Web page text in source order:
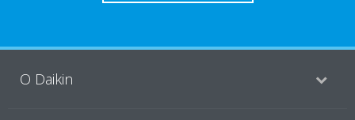
O Daikin